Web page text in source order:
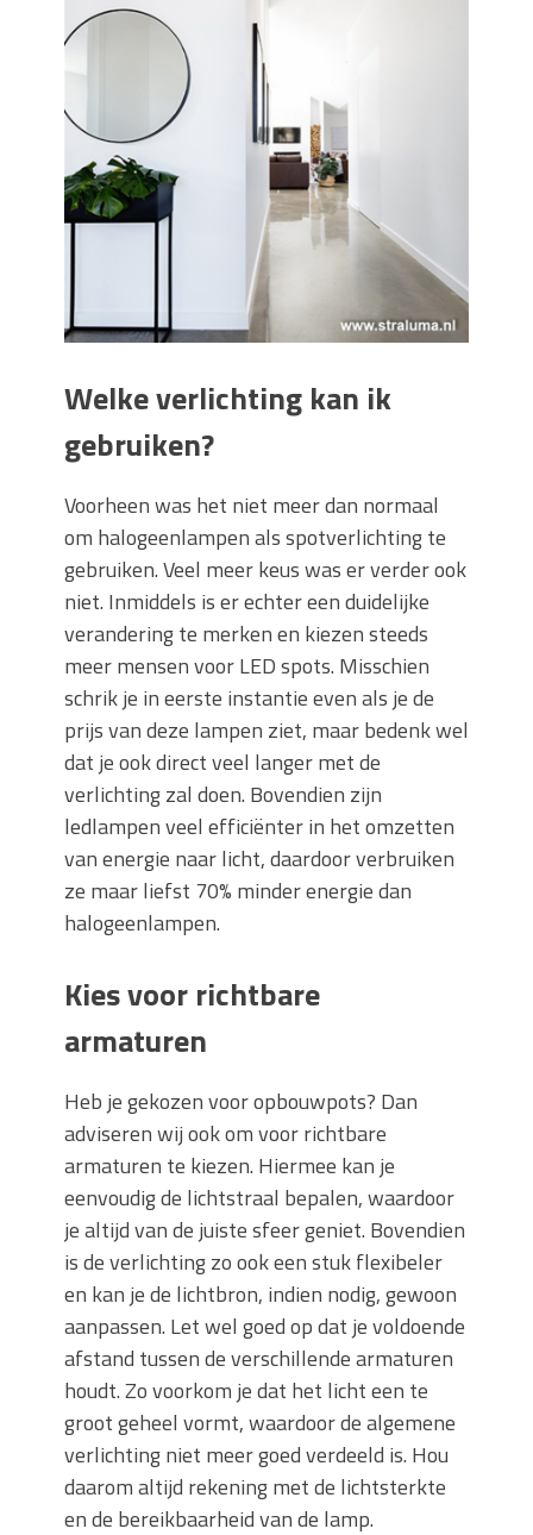
Welke verlichting kan ik
gebruiken?
Voorheen was het niet meer dan normaal
om halogeenlampen als spotverlichting te
gebruiken. Veel meer keus was er verder ook
niet. Inmiddels is er echter een duidelijke
verandering te merken en kiezen steeds
meer mensen voor LED spots. Misschien
schrik je in eerste instantie even als je de
prijs van deze lampen ziet, maar bedenk wel
dat je ook direct veel langer met de
verlichting zal doen. Bovendien zijn
ledlampen veel efficiënter in het omzetten
van energie naar licht, daardoor verbruiken
ze maar liefst 70% minder energie dan
halogeenlampen.
Kies voor richtbare
armaturen
Heb je gekozen voor opbouwpots? Dan
adviseren wij ook om voor richtbare
armaturen te kiezen. Hiermee kan je
eenvoudig de lichtstraal bepalen, waardoor
je altijd van de juiste sfeer geniet. Bovendien
is de verlichting zo ook een stuk flexibeler
en kan je de lichtbron, indien nodig, gewoon
aanpassen. Let wel goed op dat je voldoende
afstand tussen de verschillende armaturen
houdt. Zo voorkom je dat het licht een te
groot geheel vormt, waardoor de algemene
verlichting niet meer goed verdeeld is. Hou
daarom altijd rekening met de lichtsterkte
en de bereikbaarheid van de lamp.